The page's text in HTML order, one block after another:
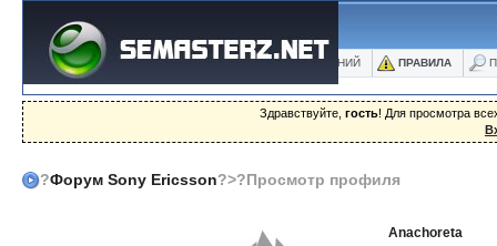
ФОРУМ БЛОГИ ФОТО БАЗА ЗНАНИЙ ПРАВИЛА
Здравствуйте, гость! Для просмотра
?Форум Sony Ericsson?>?Просмотр профиля
Anachoreta